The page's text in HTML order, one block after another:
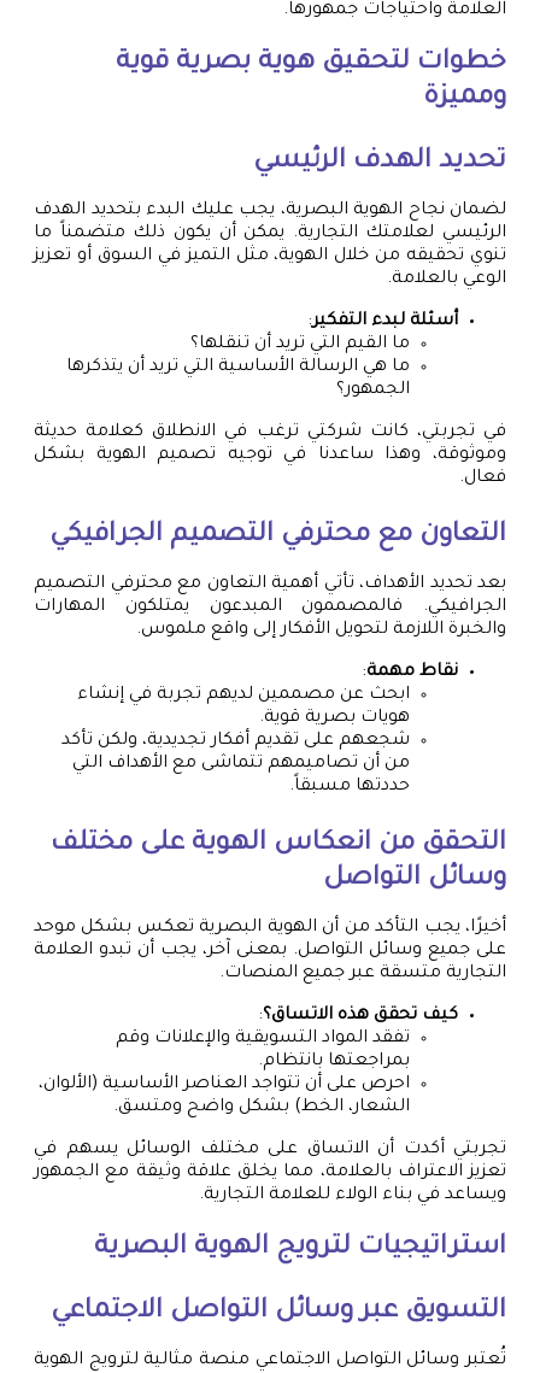
العلامة واحتياجات جمهورها.
خطوات لتحقيق هوية بصرية قوية
ومميزة
تحديد الهدف الرئيسي
لضمان نجاح الهوية البصرية، يجب عليك البدء بتحديد الهدف
الرئيسي لعلامتك التجارية. يمكن أن يكون ذلك متضمناً ما
تنوي تحقيقه من خلال الهوية، مثل التميز في السوق أو تعزيز
الوعي بالعلامة.
أسئلة لبدء التفكير:
ما القيم التي تريد أن تنقلها؟
ما هي الرسالة الأساسية التي تريد أن يتذكرها
الجمهور؟
في تجربتي، كانت شركتي ترغب في الانطلاق كعلامة حديثة
وموثوقة، وهذا ساعدنا في توجيه تصميم الهوية بشكل
فعال.
التعاون مع محترفي التصميم الجرافيكي
بعد تحديد الأهداف، تأتي أهمية التعاون مع محترفي التصميم
الجرافيكي. فالمصممون المبدعون يمتلكون المهارات
والخبرة اللازمة لتحويل الأفكار إلى واقع ملموس.
نقاط مهمة:
ابحث عن مصممين لديهم تجربة في إنشاء
هويات بصرية قوية.
شجعهم على تقديم أفكار تجديدية، ولكن تأكد
من أن تصاميمهم تتماشى مع الأهداف التي
حددتها مسبقاً.
التحقق من انعكاس الهوية على مختلف
وسائل التواصل
أخيرًا، يجب التأكد من أن الهوية البصرية تعكس بشكل موحد
على جميع وسائل التواصل. بمعنى آخر، يجب أن تبدو العلامة
التجارية متسقة عبر جميع المنصات.
كيف تحقق هذه الاتساق؟:
تفقد المواد التسويقية والإعلانات وقم
بمراجعتها بانتظام.
احرص على أن تتواجد العناصر الأساسية (الألوان،
الشعار، الخط) بشكل واضح ومتسق.
تجربتي أكدت أن الاتساق على مختلف الوسائل يسهم في
تعزيز الاعتراف بالعلامة، مما يخلق علاقة وثيقة مع الجمهور
ويساعد في بناء الولاء للعلامة التجارية.
استراتيجيات لترويج الهوية البصرية
التسويق عبر وسائل التواصل الاجتماعي
تُعتبر وسائل التواصل الاجتماعي منصة مثالية لترويج الهوية